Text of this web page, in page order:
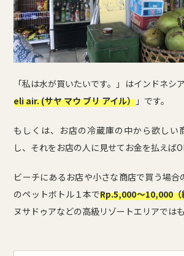
「私は水が買いたいです。」はインドネシ
eli air. (サヤ マウ ブリ アイル） 」です。
もしくは、お店の冷蔵庫の中から欲しい
し、それをお店の人に見せてお金を払えば
ビーチにあるお店や小さな商店で買う場
のペットボトル１本でRp.5,000～10,000（
ヌサドゥアなどの高級リゾートエリアでは